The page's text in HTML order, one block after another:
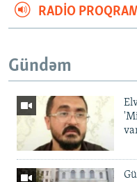
RADIO
Gündəm